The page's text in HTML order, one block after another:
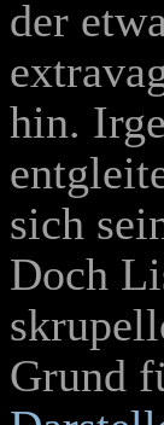
der
hin.
sich
Doch
Grund